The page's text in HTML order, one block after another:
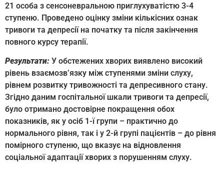
21 особа з сенсоневральною приглухуватістю 3-4
ступеню. Проведено оцінку зміни кількісних ознак
тривоги та депресії на початку та після закінчення
повного курсу терапії.
Результати: У обстежених хворих виявлено високий
рівень взаємозв’язку між ступенями зміни слуху,
рівнем розвитку тривожності та депресивного стану.
Згідно даним госпітальної шкали тривоги та депресії,
було отримано достовірне покращення обох
показників, як у осіб 1-ї групи – практично до
нормального рівня, так і у 2-й групі пацієнтів – до рівня
помірного ступеню, що вказує на відновлення
соціальної адаптації хворих з порушенням слуху.